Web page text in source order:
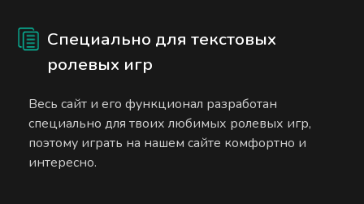
Специально для текстовых
ролевых игр
Весь сайт и его функционал разработан
специально для твоих любимых ролевых игр,
поэтому играть на нашем сайте комфортно и
интересно.